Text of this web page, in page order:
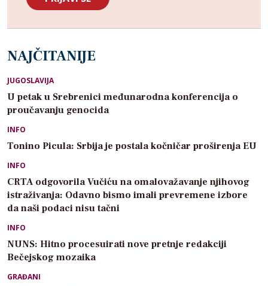
NAJČITANIJE
JUGOSLAVIJA
U petak u Srebrenici međunarodna konferencija o
proučavanju genocida
INFO
Tonino Picula: Srbija je postala kočničar proširenja EU
INFO
CRTA odgovorila Vučiću na omalovažavanje njihovog
istraživanja: Odavno bismo imali prevremene izbore
da naši podaci nisu tačni
INFO
NUNS: Hitno procesuirati nove pretnje redakciji
Bečejskog mozaika
GRAĐANI